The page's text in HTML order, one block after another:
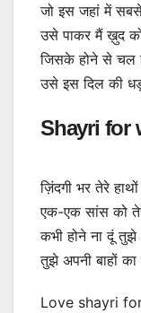
जो इस जहां में
उसे पाकर मैं ख़ुद
जिसके होने से चल
उसे इस दिल की
Shayri for
ज़िंदगी भर तेरे
एक-एक सांस को
कभी होने ना दूं
तुझे अपनी बाहों
Love shayri